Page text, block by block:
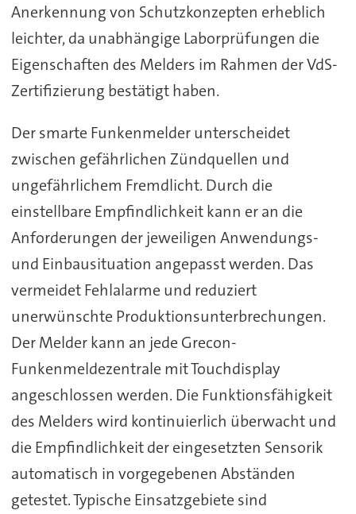
Anerkennung von Schutzkonzepten erheblich
leichter, da unabhängige Laborprüfungen die
Eigenschaften des Melders im Rahmen der VdS-
Zertifizierung bestätigt haben.
Der smarte Funkenmelder unterscheidet
zwischen gefährlichen Zündquellen und
ungefährlichem Fremdlicht. Durch die
einstellbare Empfindlichkeit kann er an die
Anforderungen der jeweiligen Anwendungs-
und Einbausituation angepasst werden. Das
vermeidet Fehlalarme und reduziert
unerwünschte Produktionsunterbrechungen.
Der Melder kann an jede Grecon-
Funkenmeldezentrale mit Touchdisplay
angeschlossen werden. Die Funktionsfähigkeit
des Melders wird kontinuierlich überwacht und
die Empfindlichkeit der eingesetzten Sensorik
automatisch in vorgegebenen Abständen
getestet. Typische Einsatzgebiete sind